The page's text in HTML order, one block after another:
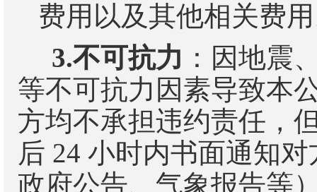
费用以及其他相关费用
3.不可抗力 ：因地震
等不可抗力因素导致本
方均不承担违约责任，
后 24 小时内书面通知
政府公告、气象报告等